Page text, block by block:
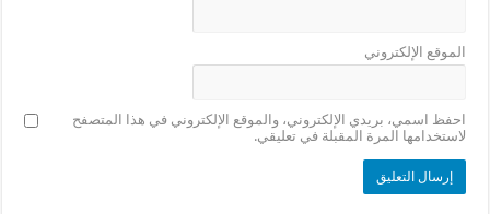
الموقع الإلكتروني
احفظ اسمي، بريدي الإلكتروني، والموقع الإلكتروني في هذا المتصفح
لاستخدامها المرة المقبلة في تعليقي.